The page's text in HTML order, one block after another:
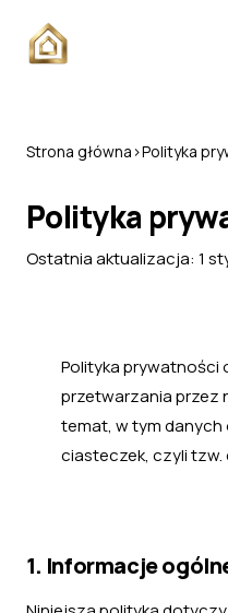
Strona główna ›Polityka
Polityka
Ostatnia aktualizacja: 1
Polityka prywatności
przetwarzania przez
temat, w tym
ciasteczek, czyli tzw.
1. Informacje